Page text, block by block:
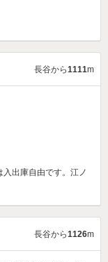
長谷から1111m
出庫自由です。江ノ
長谷から1126m